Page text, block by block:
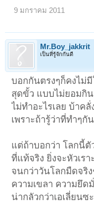
9 มกราคม 2011
Mr.Boy_jakkrit
เป็นที่รู้จักกันดี
บอกกันตรงๆก็คงไม่
สุดขั้ว แบบไม่ยอมกิ
ไม่ทำอะไรเลย บ้าค
เพราะถ้ารู้ว่าที่ทำๆ
แต่ถ้าบอกว่า โลกนี้
ที่แท้จริง ยิ่งจะหัวเร
จนกว่าวันโลกมืดจริ
ความเขลา ความยึ
น่ากลัวกว่าเอเลี่ยนซ